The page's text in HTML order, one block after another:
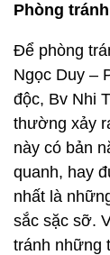
Phòng
Để phòng
Ngọc Duy –
độc, Bv Nhi
thường xảy
này có bản
quanh, hay
nhất là
sắc sặc sỡ.
tránh những